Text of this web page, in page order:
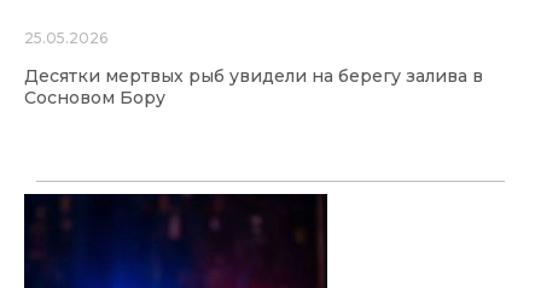
25.05.2026
Десятки мертвых рыб увидели на берегу залива в
Сосновом Бору